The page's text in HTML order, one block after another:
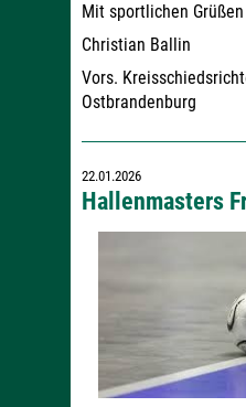
Mit sportlichen Grüßen
Christian Ballin
Vors.
Ostbrandenburg
22.01.2026
Hallenmasters